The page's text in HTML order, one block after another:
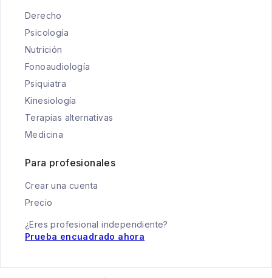
Derecho
Psicología
Nutrición
Fonoaudiología
Psiquiatra
Kinesiología
Terapias alternativas
Medicina
Para profesionales
Crear una cuenta
Precio
¿Eres profesional independiente?
Prueba encuadrado ahora